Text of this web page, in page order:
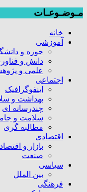
مـوضـوعـات
خانه
آموزشی
حوزه و
دانش و
علمی و
اجتماعی
اینفوگرافیک
بهداشت و
چندرسانه ای
سلامت و
مطالبه گری
اقتصادی
بازار و اقتصاد
صنعت
سیاسی
بین الملل
فرهنگی